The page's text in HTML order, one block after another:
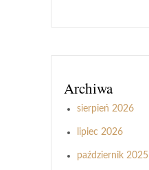
Archiwa
sierpień 2026
lipiec 2026
październik 2025